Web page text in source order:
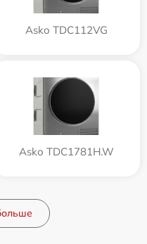
Asko TDC112VG
Asko TDC1781H.W